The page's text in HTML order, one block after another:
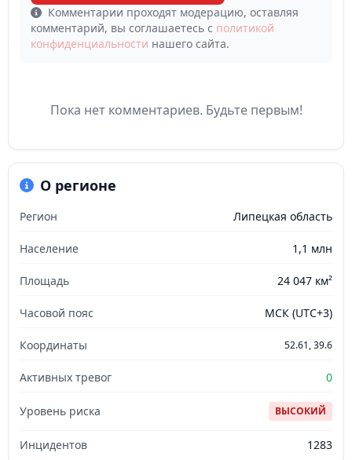
Комментарии проходят модерацию, оставляя
комментарий, вы соглашаетесь с политикой
конфиденциальности нашего сайта.
Пока нет комментариев. Будьте первым!
О регионе
Регион Липецкая область
Население 1,1 млн
Площадь 24 047 км²
Часовой пояс МСК (UTC+3)
Координаты 52.61, 39.6
Активных тревог 0
Уровень риска ВЫСОКИЙ
Инцидентов 1283